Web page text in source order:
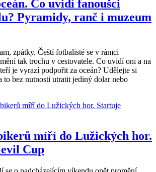
Co uvidí fanoušci
Pyramidy, ranč i muzeum
zpátky. Čeští fotbalisté se v rámci
tak trochu v cestovatele. Co uvidí oni a na
je vyrazí podpořit za oceán? Udělejte si
to bez nutnosti utratit jediný dolar nebo
míří do Lužických hor.
Cup